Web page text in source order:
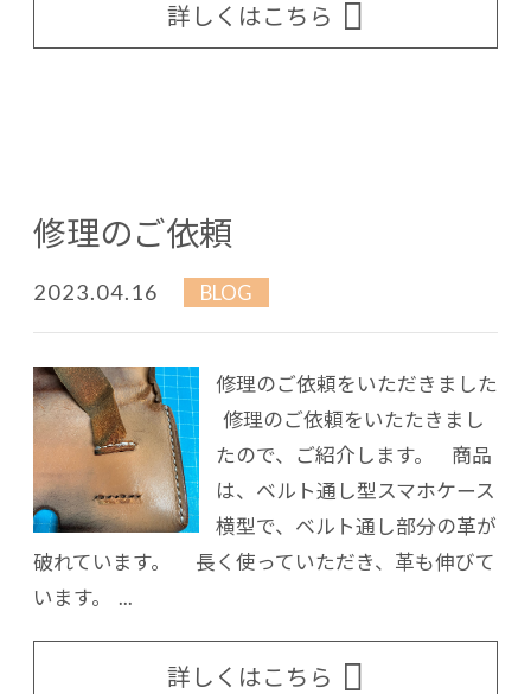
詳しくはこちら
修理のご依頼
2023.04.16 BLOG
修理のご依頼をいただきました
修理のご依頼をいたたきまし
たので、ご紹介します。 商品
は、ベルト通し型スマホケース
横型で、ベルト通し部分の革が
破れています。 長く使っていただき、革も伸びて
います。 ...
詳しくはこちら